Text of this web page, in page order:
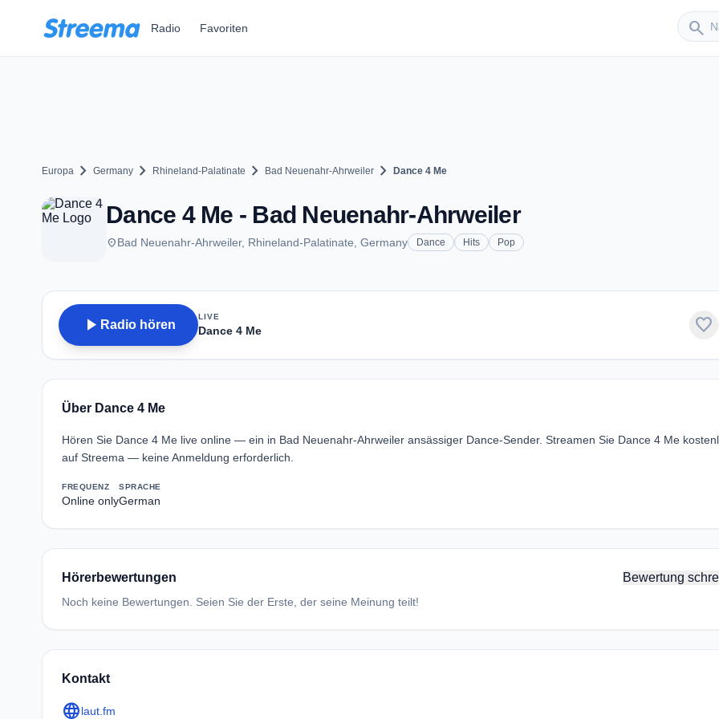
Radio Favoriten search
Sender
Europa chevron_right Germany chevron_right Rhineland-Palatinate chevron_right Bad Neuenahr-Ahrweiler chevron_right Dance 4 Me
Dance 4 Me - Bad Neuenahr-Ahrweiler
placeBad Neuenahr-Ahrweiler, Rhineland-Palatinate, Germany Dance Hits Pop
play_arrow Radio hören
LIVE
Dance 4 Me favorite
Über Dance 4 Me
Hören Sie Dance 4 Me live online — ein in Bad Neuenahr-Ahrweiler ansässiger Dance-Sender. Streamen Sie Dance 4 Me
auf Streema — keine Anmeldung erforderlich.
FREQUENZ
Online only
SPRACHE
German
Hörerbewertungen Bewertung
Noch keine Bewertungen. Seien Sie der Erste, der seine Meinung teilt!
Kontakt
languagelaut.fm